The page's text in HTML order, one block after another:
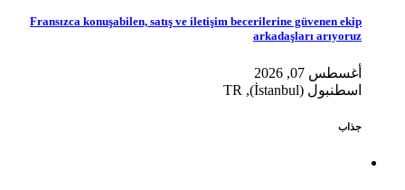
Fransızca konuşabilen, satış ve iletişim becerilerine güvenen ekip
arkadaşları arıyoruz
أغسطس 07, 2026
اسطنبول (İstanbul), TR
جذاب